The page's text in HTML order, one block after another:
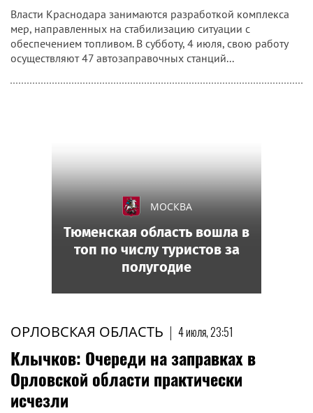
Власти Краснодара занимаются разработкой комплекса
мер, направленных на стабилизацию ситуации с
обеспечением топливом. В субботу, 4 июля, свою работу
осуществляют 47 автозаправочных станций...
ОРЛОВСКАЯ ОБЛАСТЬ | 4 июля, 23:51
Клычков: Очереди на заправках в
Орловской области практически
исчезли
МОСКВА
Тюменская область вошла в
топ по числу туристов за
полугодие